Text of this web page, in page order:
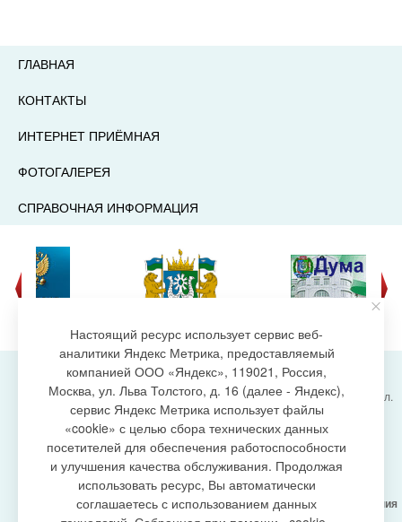
ГЛАВНАЯ
КОНТАКТЫ
ИНТЕРНЕТ ПРИЁМНАЯ
ФОТОГАЛЕРЕЯ
СПРАВОЧНАЯ ИНФОРМАЦИЯ
создание сайта
Администрация городского поселения Излучинск, ул.
Энергетиков, 6, пгт. Излучинск, Нижневартовский
район,
Ханты-Мансийский автономный округ-Югра
(Тюменская область), 628634
Сетевое изданиеhttps://www.gp-izluchinsk.ru
16+
Учредитель -Администрация городского поселения
Настоящий ресурс использует сервис веб-
аналитики Яндекс Метрика, предоставляемый
компанией ООО «Яндекс», 119021, Россия,
Москва, ул. Льва Толстого, д. 16 (далее - Яндекс),
сервис Яндекс Метрика использует файлы
«cookie» с целью сбора технических данных
посетителей для обеспечения работоспособности
и улучшения качества обслуживания. Продолжая
использовать ресурс, Вы автоматически
соглашаетесь с использованием данных